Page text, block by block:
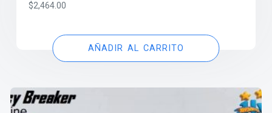
$2,464.00
AÑADIR AL CARRITO